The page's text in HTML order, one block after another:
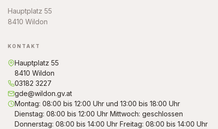
Hauptplatz 55
8410 Wildon
KONTAKT
Hauptplatz 55
8410 Wildon
03182 3227
gde@wildon.gv.at
Montag: 08:00 bis 12:00 Uhr und 13:00 bis 18:00 Uhr
Dienstag: 08:00 bis 12:00 Uhr Mittwoch: geschlossen
Donnerstag: 08:00 bis 14:00 Uhr Freitag: 08:00 bis 14:00 Uhr